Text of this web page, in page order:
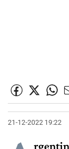
21-12-2022 19:22